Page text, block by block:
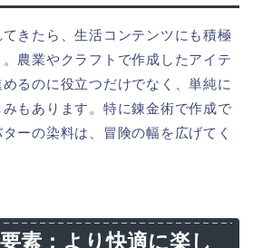
きたら、生活コンテンツにも積極
農業やクラフトで作成したアイテ
るのに役立つだけでなく、単純に
もあります。特に錬金術で作成で
ーの染料は、冒険の幅を広げてく
素：より快適に楽し